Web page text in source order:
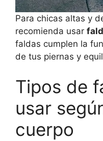
Para chicas altas y
recomienda usar
faldas cumplen la
de tus piernas y
Tipos de
usar
cuerpo